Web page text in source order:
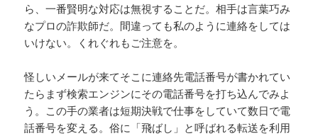
ら、一番賢明な対応は無視することだ。相手は言葉巧み
なプロの詐欺師だ。間違っても私のように連絡をしては
いけない。くれぐれもご注意を。
怪しいメールが来てそこに連絡先電話番号が書かれてい
たらまず検索エンジンにその電話番号を打ち込んでみよ
う。この手の業者は短期決戦で仕事をしていて数日で電
話番号を変える。俗に「飛ばし」と呼ばれる転送を利用